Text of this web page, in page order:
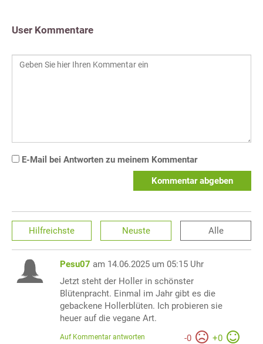
User Kommentare
E-Mail bei Antworten zu meinem Kommentar
Kommentar abgeben
Hilfreichste Neuste Alle
Pesu07 am 14.06.2025 um 05:15 Uhr
Jetzt steht der Holler in schönster
Blütenpracht. Einmal im Jahr gibt es die
gebackene Hollerblüten. Ich probieren sie
heuer auf die vegane Art.
-0 +0
Auf Kommentar antworten